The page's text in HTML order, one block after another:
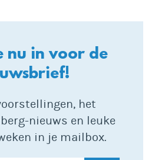
nu in voor de
het
nieuws en leuke
in je mailbox.